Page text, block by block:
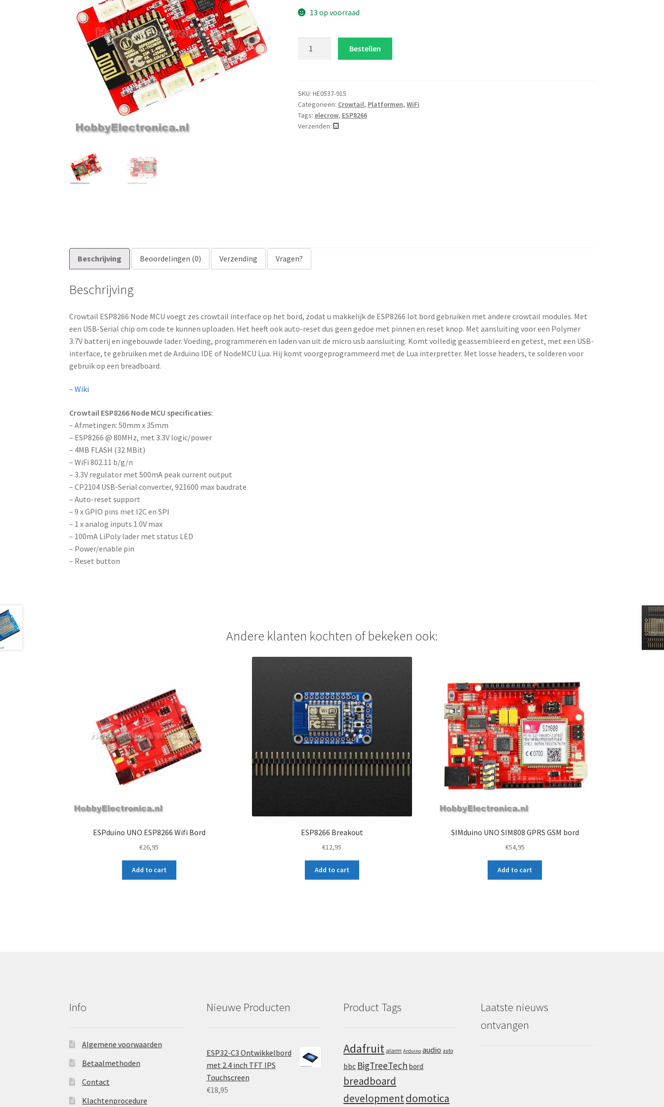
13 op voorraad
aantal
Bestellen
SKU: HE0537-915
Categorieën: Crowtail, Platformen, WiFi
Tags: elecrow, ESP8266
Verzenden:
Beschrijving Beoordelingen (0) Verzending Vragen?
Beschrijving
Crowtail ESP8266 Node MCU voegt zes crowtail interface op het bord, zodat u makkelijk de ESP8266 Iot bord gebruiken met andere crowtail modules. Met
een USB-Serial chip om code te kunnen uploaden. Het heeft ook auto-reset dus geen gedoe met pinnen en reset knop. Met aansluiting voor een Polymer
3.7V batterij en ingebouwde lader. Voeding, programmeren en laden van uit de micro usb aansluiting. Komt volledig geassembleerd en getest, met een USB-
interface, te gebruiken met de Arduino IDE of NodeMCU Lua. Hij komt voorgeprogrammeerd met de Lua interpretter. Met losse headers, te solderen voor
gebruik op een breadboard.
–Wiki
Crowtail ESP8266 Node MCU specificaties:
– Afmetingen: 50mm x 35mm
– ESP8266 @ 80MHz, met 3.3V logic/power
– 4MB FLASH (32 MBit)
– WiFi 802.11 b/g/n
– 3.3V regulator met 500mA peak current output
– CP2104 USB-Serial converter, 921600 max baudrate
– Auto-reset support
– 9 x GPIO pins met I2C en SPI
– 1 x analog inputs 1.0V max
– 100mA LiPoly lader met status LED
– Power/enable pin
– Reset button
Andere klanten kochten of bekeken ook:
ESPduino UNO ESP8266 Wifi Bord
€26,95
Add to cart
ESP8266 Breakout
€12,95
Add to cart
SIMduino UNO SIM808 GPRS GSM bord
€54,95
Add to cart
Info
Algemene voorwaarden
Betaalmethoden
Contact
Klachtenprocedure
Nieuwe Producten
ESP32-C3 Ontwikkelbord
met 2.4 inch TFT IPS
Touchscreen
€18,95
Product Tags
Adafruit alarm Arduino audio auto
bbc BigTreeTech bord
breadboard
developmentdomotica
Laatste nieuws
ontvangen